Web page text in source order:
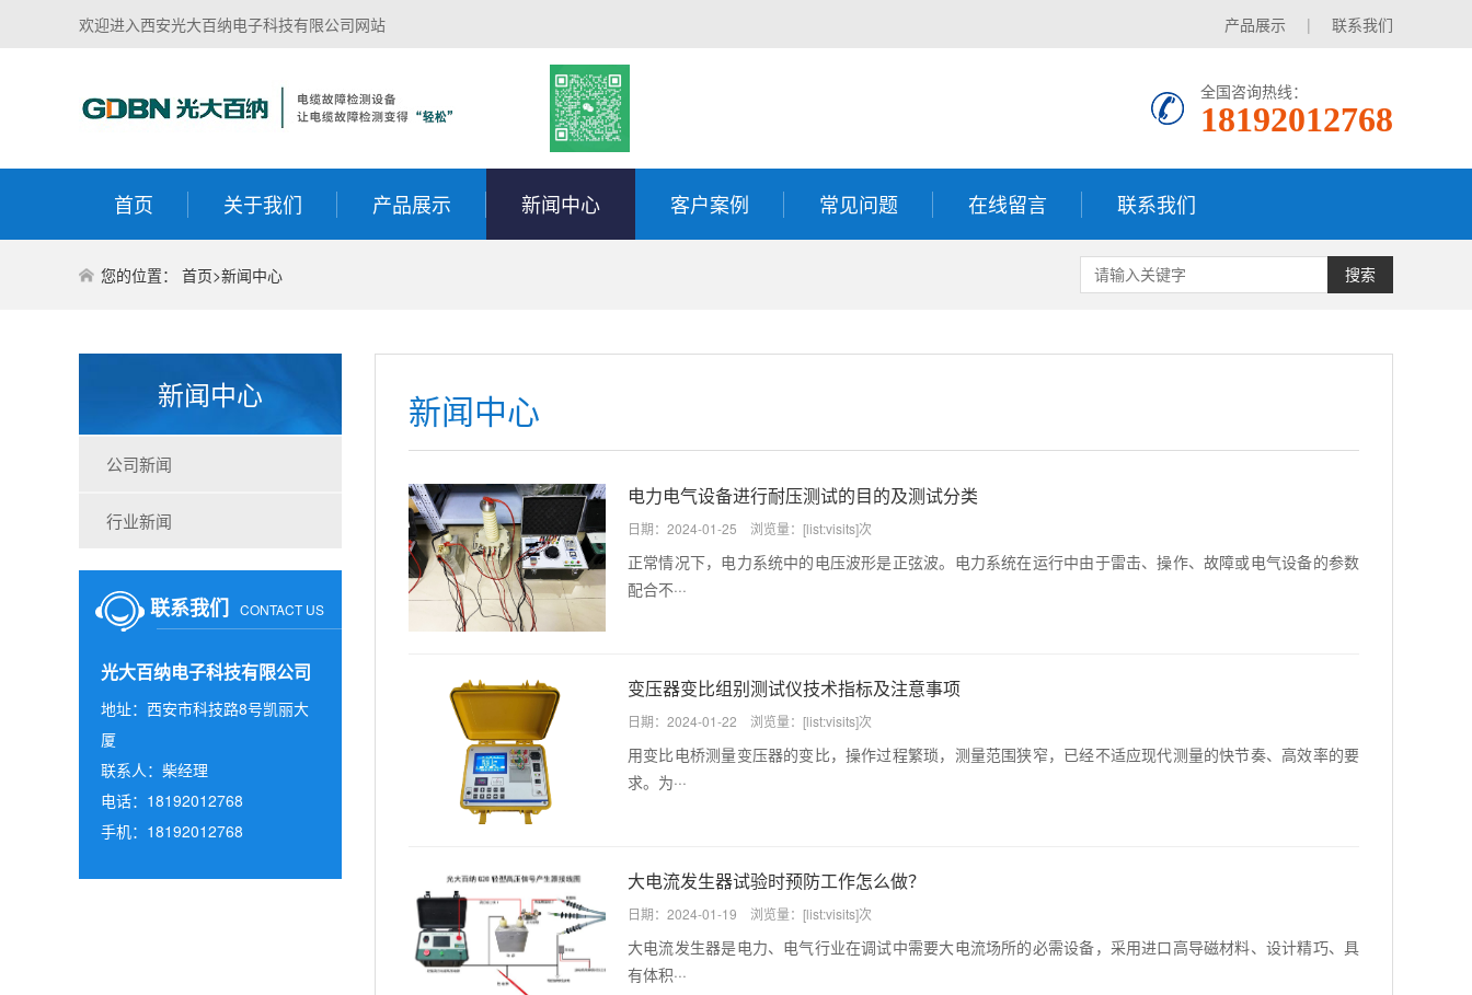
产品展示 | 联系我们
欢迎进入西安光大百纳电子科技有限公司网站
全国咨询热线：
18192012768
首页 关于我们 产品展示 新闻中心 客户案例 常见问题 在线留言 联系我们
搜索
您的位置： 首页>新闻中心
新闻中心
公司新闻
行业新闻
联系我们 CONTACT US
光大百纳电子科技有限公司
地址：西安市科技路8号凯丽大
厦
联系人：柴经理
电话：18192012768
手机：18192012768
新闻中心
电力电气设备进行耐压测试的目的及测试分类
日期：2024-01-25 浏览量：[list:visits]次
正常情况下，电力系统中的电压波形是正弦波。电力系统在运行中由于雷击、操作、故障或电气设备的参数
配合不···
变压器变比组别测试仪技术指标及注意事项
日期：2024-01-22 浏览量：[list:visits]次
用变比电桥测量变压器的变比，操作过程繁琐，测量范围狭窄，已经不适应现代测量的快节奏、高效率的要
求。为···
大电流发生器试验时预防工作怎么做？
日期：2024-01-19 浏览量：[list:visits]次
大电流发生器是电力、电气行业在调试中需要大电流场所的必需设备，采用进口高导磁材料、设计精巧、具
有体积···